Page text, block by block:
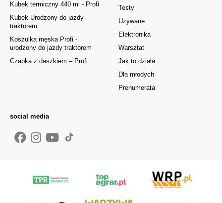
Testy
Używane
Elektronika
Warsztat
Jak to działa
Dla młodych
Prenumerata
Kubek termiczny 440 ml - Profi
Kubek Urodzony do jazdy
traktorem
Koszulka męska Profi -
urodzony do jazdy traktorem
Czapka z daszkiem – Profi
social media